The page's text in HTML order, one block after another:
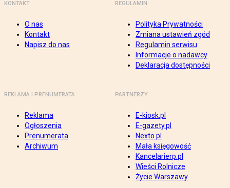
KONTAKT
O nas
Kontakt
Napisz do nas
REGULAMIN
Polityka Prywatności
Zmiana ustawień zgód
Regulamin serwisu
Informacje o nadawcy
Deklaracja dostępności
REKLAMA I PRENUMERATA
Reklama
Ogłoszenia
Prenumerata
Archiwum
PARTNERZY
E-kiosk.pl
E-gazety.pl
Nexto.pl
Mała księgowość
Kancelarierp.pl
Wieści Rolnicze
Życie Warszawy